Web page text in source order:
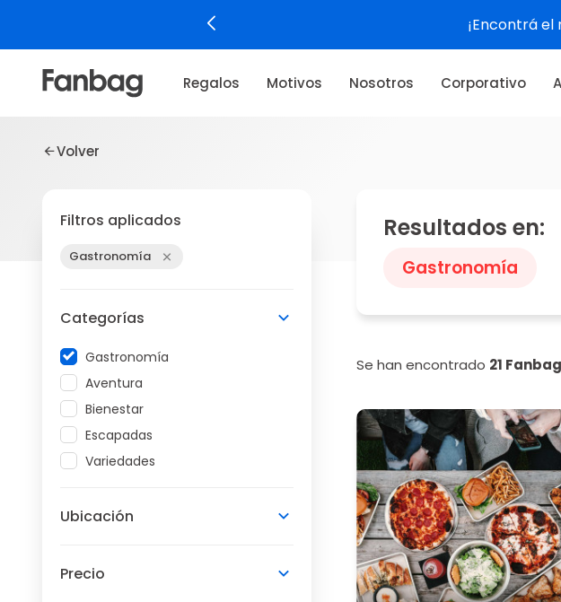
¡Encontrá el
Regalos Motivos Nosotros Corporativo
Volver
Filtros aplicados
Gastronomía
Categorías
Gastronomía
Aventura
Bienestar
Escapadas
Variedades
Ubicación
Precio
Resultados en:
Gastronomía
Se han encontrado 21 Fanbag